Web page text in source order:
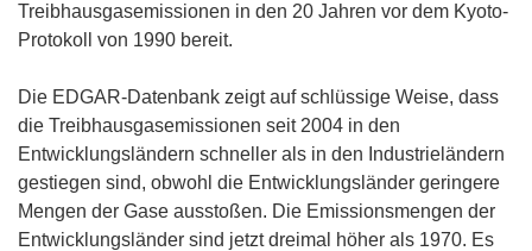
Treibhausgasemissionen in den 20 Jahren vor dem Kyoto-
Protokoll von 1990 bereit.
Die EDGAR-Datenbank zeigt auf schlüssige Weise, dass
die Treibhausgasemissionen seit 2004 in den
Entwicklungsländern schneller als in den Industrieländern
gestiegen sind, obwohl die Entwicklungsländer geringere
Mengen der Gase ausstoßen. Die Emissionsmengen der
Entwicklungsländer sind jetzt dreimal höher als 1970. Es